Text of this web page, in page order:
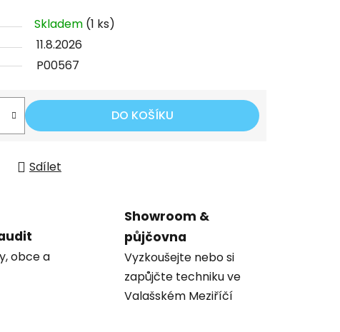
Skladem (1 ks)
11.8.2026
P00567
DO KOŠÍKU
Sdílet
obce a
Showroom &
půjčovna
Vyzkoušejte nebo si
zapůjčte techniku ve
Valašském Meziříčí